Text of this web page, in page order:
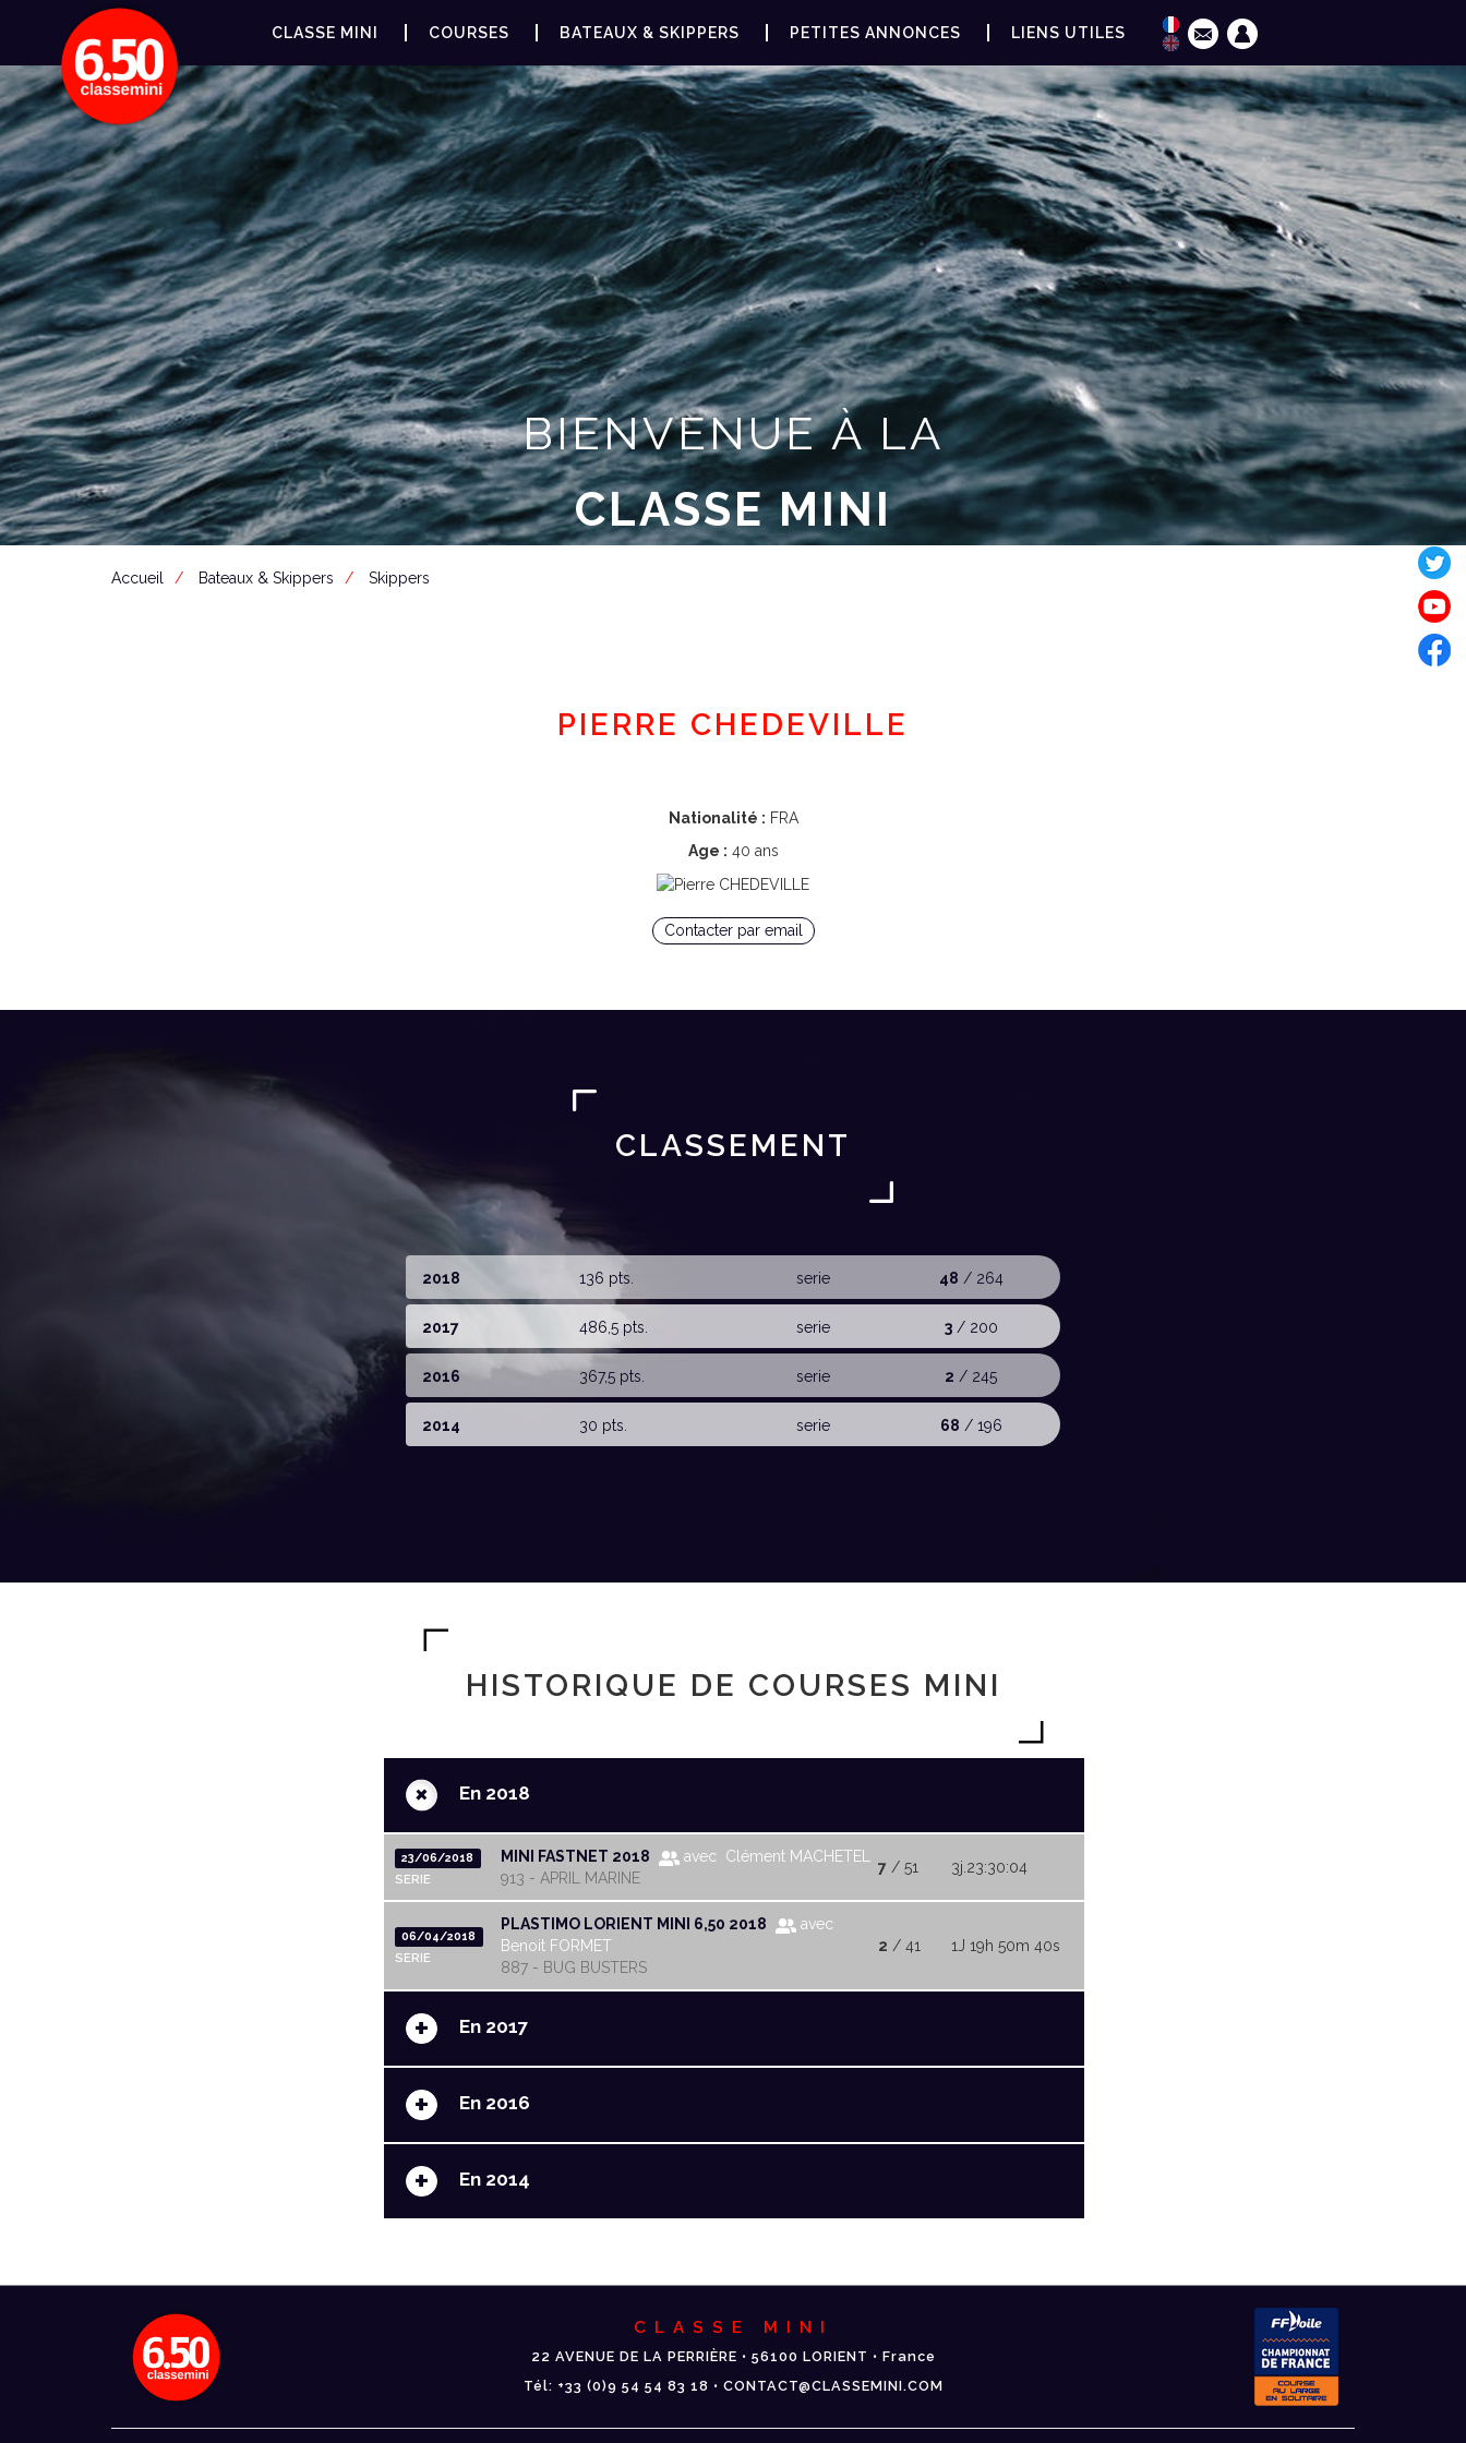
CLASSE MINI COURSES BATEAUX & SKIPPERS PETITES ANNONCES LIENS UTILES
BIENVENUE À LA
CLASSE MINI
Accueil Bateaux & Skippers Skippers
PIERRE CHEDEVILLE
Nationalité : FRA
Age : 40 ans
Contacter par email
CLASSEMENT
2018 136 pts. serie 48 / 264
2017 486,5 pts. serie 3/ 200
2016 367,5 pts. serie 2 / 245
2014 30 pts. serie 68 / 196
HISTORIQUE DE COURSES MINI
+ En 2018
23/06/2018
SERIE
MINI FASTNET 2018
avec Clément MACHETEL
913 - APRIL MARINE
7 / 51 3j.23:30:04
06/04/2018
SERIE
PLASTIMO LORIENT MINI 6,50 2018
avec
Benoit FORMET
887 - BUG BUSTERS
2 / 41 1J 19h 50m 40s
+ En 2017
+ En 2016
+ En 2014
CLASSE MINI
22 AVENUE DE LA PERRIÈRE • 56100 LORIENT • France
Tél: +33 (0)9 54 54 83 18 • CONTACT@CLASSEMINI.COM